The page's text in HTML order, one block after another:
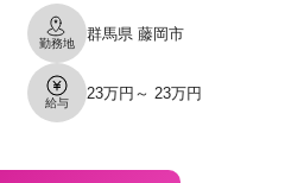
勤務地
群馬県 藤岡市
給与
23万円～ 23万円